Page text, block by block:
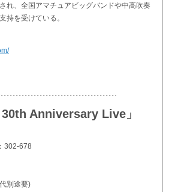
れ、全国アマチュアビッグバンドや中高吹奏
持を受けている。
30th Anniversary Live」
302-678
別途要)